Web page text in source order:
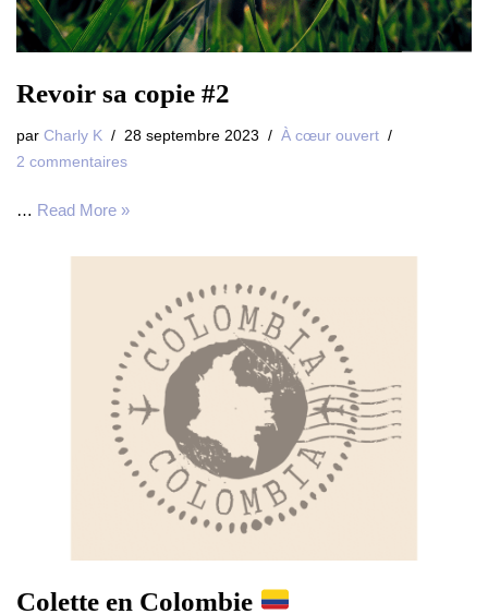
Revoir sa copie #2
par Charly K 28 septembre 2023
À cœur ouvert
2 commentaires
… Read More »
Colette en Colombie